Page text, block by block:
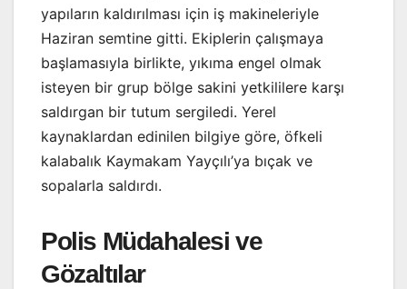
yapıların kaldırılması için iş makineleriyle
Haziran semtine gitti. Ekiplerin çalışmaya
başlamasıyla birlikte, yıkıma engel olmak
isteyen bir grup bölge sakini yetkililere karşı
saldırgan bir tutum sergiledi. Yerel
kaynaklardan edinilen bilgiye göre, öfkeli
kalabalık Kaymakam Yayçılı’ya bıçak ve
sopalarla saldırdı.
Polis Müdahalesi ve
Gözaltılar